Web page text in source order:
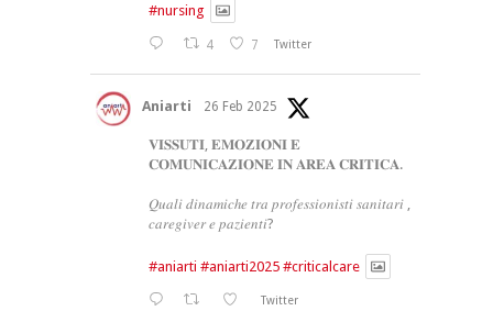
#nursing
4 7 Twitter
Aniarti 26 Feb 2025
𝐕𝐈𝐒𝐒𝐔𝐓𝐈, 𝐄𝐌𝐎𝐙𝐈𝐎𝐍𝐈 𝐄
𝐂𝐎𝐌𝐔𝐍𝐈𝐂𝐀𝐙𝐈𝐎𝐍𝐄 𝐈𝐍 𝐀𝐑𝐄𝐀 𝐂𝐑𝐈𝐓𝐈𝐂𝐀.
𝑄𝑢𝑎𝑙𝑖 𝑑𝑖𝑛𝑎𝑚𝑖𝑐ℎ𝑒 𝑡𝑟𝑎 𝑝𝑟𝑜𝑓𝑒𝑠𝑠𝑖𝑜𝑛𝑖𝑠𝑡𝑖 𝑠𝑎𝑛𝑖𝑡𝑎𝑟𝑖 ,
𝑐𝑎𝑟𝑒𝑔𝑖𝑣𝑒𝑟 𝑒 𝑝𝑎𝑧𝑖𝑒𝑛𝑡𝑖?
#aniarti #aniarti2025 #criticalcare
Twitter